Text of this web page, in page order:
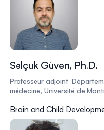
Selçuk Güven, Ph.D.
Professeur adjoint,
médecine, Université de
Brain and Child